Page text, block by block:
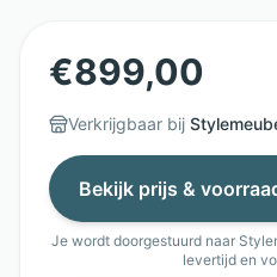
€899,00
Verkrijgbaar bij
Bekijk prijs &
Je wordt doorgestuurd naar
levertijd en